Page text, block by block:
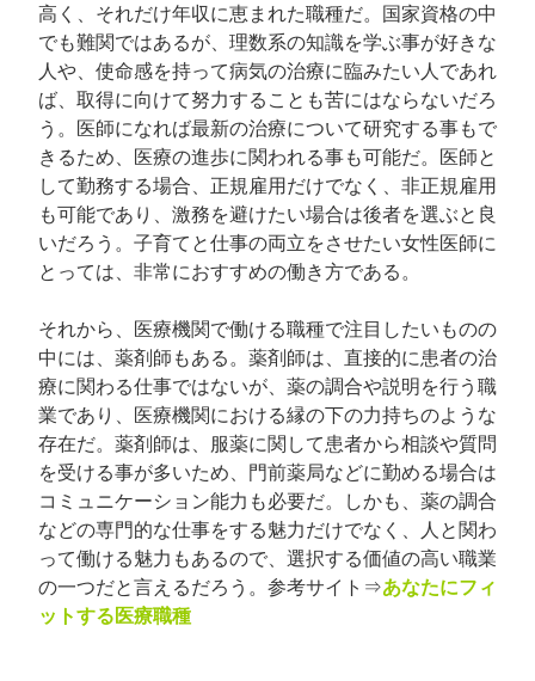
高く、それだけ年収に恵まれた職種だ。国家資格の中
でも難関ではあるが、理数系の知識を学ぶ事が好きな
人や、使命感を持って病気の治療に臨みたい人であれ
ば、取得に向けて努力することも苦にはならないだろ
う。医師になれば最新の治療について研究する事もで
きるため、医療の進歩に関われる事も可能だ。医師と
して勤務する場合、正規雇用だけでなく、非正規雇用
も可能であり、激務を避けたい場合は後者を選ぶと良
いだろう。子育てと仕事の両立をさせたい女性医師に
とっては、非常におすすめの働き方である。
それから、医療機関で働ける職種で注目したいものの
中には、薬剤師もある。薬剤師は、直接的に患者の治
療に関わる仕事ではないが、薬の調合や説明を行う職
業であり、医療機関における縁の下の力持ちのような
存在だ。薬剤師は、服薬に関して患者から相談や質問
を受ける事が多いため、門前薬局などに勤める場合は
コミュニケーション能力も必要だ。しかも、薬の調合
などの専門的な仕事をする魅力だけでなく、人と関わ
って働ける魅力もあるので、選択する価値の高い職業
の一つだと言えるだろう。参考サイト⇒あなたにフィ
ットする医療職種